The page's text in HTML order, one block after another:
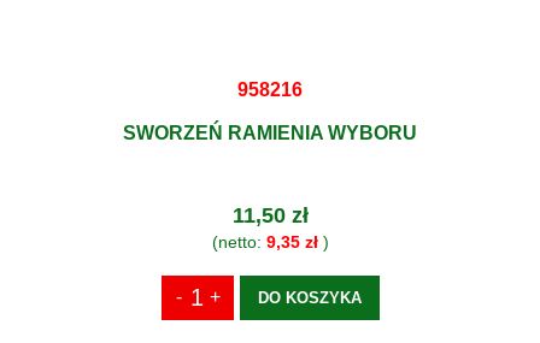
958216
SWORZEŃ RAMIENIA WYBORU
11,50 zł
(netto: 9,35 zł)
DO KOSZYKA